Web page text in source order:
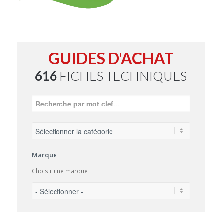
GUIDES D'ACHAT
616 FICHES TECHNIQUES
Marque
Choisir une marque